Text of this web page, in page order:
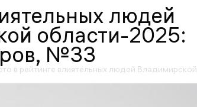
людей
области-2025:
№33
в рейтинге влиятельных людей Владимирской